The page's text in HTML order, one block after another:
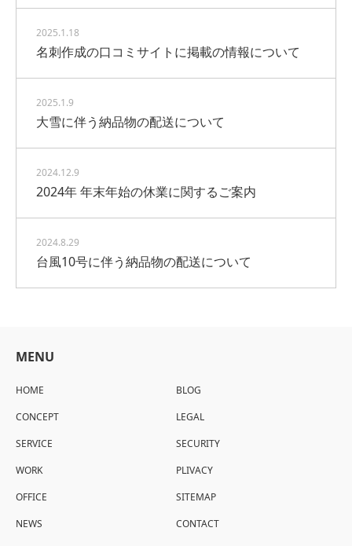
2025.1.18
名刺作成の口コミサイトに掲載の情報について
2025.1.9
大雪に伴う納品物の配送について
2024.12.9
2024年 年末年始の休業に関するご案内
2024.8.29
台風10号に伴う納品物の配送について
MENU
HOME
CONCEPT
SERVICE
WORK
OFFICE
NEWS
BLOG
LEGAL
SECURITY
PLIVACY
SITEMAP
CONTACT